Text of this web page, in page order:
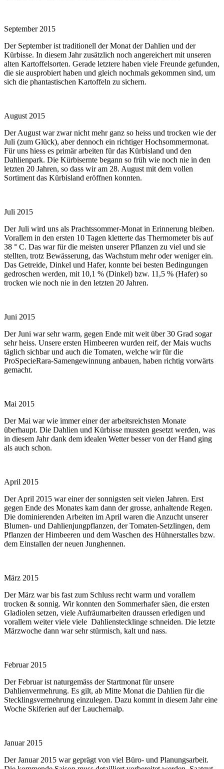
September 2015
Der September ist traditionell der Monat der Dahlien und der
Kürbisse. In diesem Jahr zusätzlich noch angereichert mit unseren
alten Kartoffelsorten. Gerade letztere haben viele Freunde gefunden,
die sie ausprobiert haben und gleich nochmals gekommen sind, um
sich die phantastischen Kartoffeln zu sichern.
August 2015
Der August war zwar nicht mehr ganz so heiss und trocken wie der
Juli (zum Glück), aber dennoch ein richtiger Hochsommermonat.
Für uns hiess es primär arbeiten für das Kürbisland und den
Dahlienpark. Die Kürbisernte begann so früh wie noch nie in den
letzten 20 Jahren, so dass wir am 28. August mit dem vollen
Sortiment das Kürbisland eröffnen konnten.
Juli 2015
Der Juli wird uns als Prachtssommer-Monat in Erinnerung bleiben.
Vorallem in den ersten 10 Tagen kletterte das Thermometer bis auf
38 ° C. Das war für die meisten unserer Pflanzen zu viel und sie
stellten, trotz Bewässerung, das Wachstum mehr oder weniger ein.
Das Getreide, Dinkel und Hafer, konnte bei besten Bedingungen
gedroschen werden, mit 10,1 % (Dinkel) bzw. 11,5 % (Hafer) so
trocken wie noch nie in den letzten 20 Jahren.
Juni 2015
Der Juni war sehr warm, gegen Ende mit weit über 30 Grad sogar
sehr heiss. Unsere ersten Himbeeren wurden reif, der Mais wuchs
täglich sichbar und auch die Tomaten, welche wir für die
ProSpecieRara-Samengewinnung anbauen, haben richtig vorwärts
gemacht.
Mai 2015
Der Mai war wie immer einer der arbeitsreichsten Monate
überhaupt. Die Dahlien und Kürbisse mussten gesetzt werden, was
in diesem Jahr dank dem idealen Wetter besser von der Hand ging
als auch schon.
April 2015
Der April 2015 war einer der sonnigsten seit vielen Jahren. Erst
gegen Ende des Monates kam dann der grosse, anhaltende Regen.
Die dominierenden Arbeiten im April waren die Anzucht unserer
Blumen- und Dahlienjungpflanzen, der Tomaten-Setzlingen, dem
Pflanzen der Himbeeren und dem Waschen des Hühnerstalles bzw.
dem Einstallen der neuen Junghennen.
März 2015
Der März war bis fast zum Schluss recht warm und vorallem
trocken & sonnig. Wir konnten den Sommerhafer säen, die ersten
Gladiolen setzen, viele Aufräumarbeiten draussen erledigen und
vorallem weiter viele viele Dahlienstecklinge schneiden. Die letzte
Märzwoche dann war sehr stürmisch, kalt und nass.
Februar 2015
Der Februar ist naturgemäss der Startmonat für unsere
Dahlienvermehrung. Es gilt, ab Mitte Monat die Dahlien für die
Stecklingsvermehrung einzulegen. Dazu kommt in diesem Jahr eine
Woche Skiferien auf der Lauchernalp.
Januar 2015
Der Januar 2015 war geprägt von viel Büro- und Planungsarbeit.